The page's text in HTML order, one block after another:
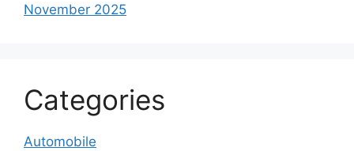
November 2025
Categories
Automobile